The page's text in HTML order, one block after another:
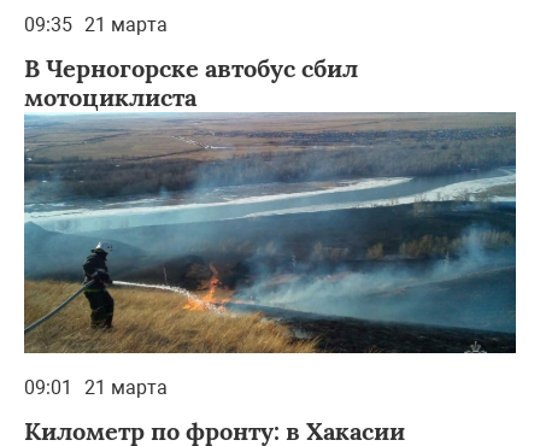
09:35 21 марта
В Черногорске автобус сбил
мотоциклиста
09:01 21 марта
Километр по фронту: в Хакасии